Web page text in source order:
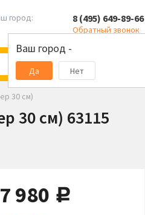
город:
Ваш город -
Да Нет
8 (495) 649-89-66
Обратный звонок
30 см)
30 см) 63115
7 980 руб.